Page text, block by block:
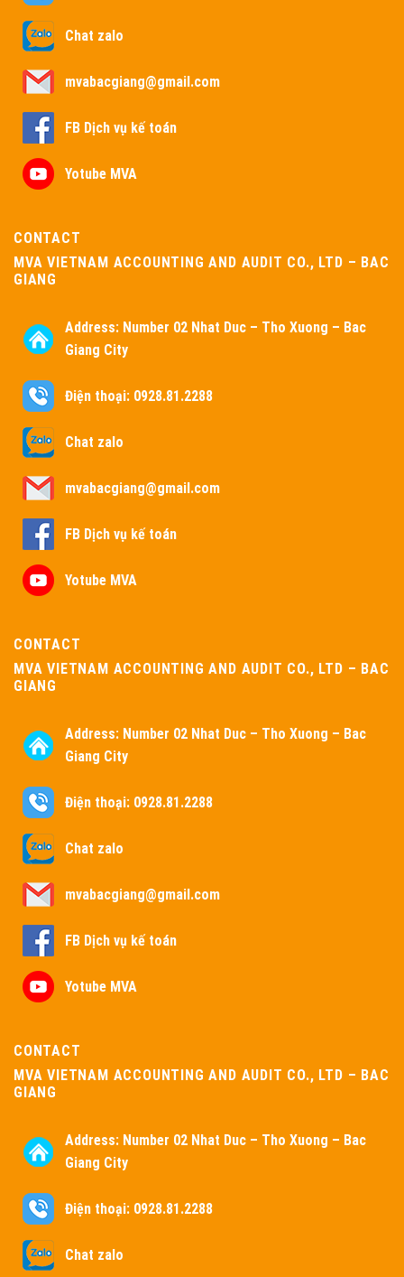
Chat zalo
mvabacgiang@gmail.com
FB Dịch vụ kế toán
Yotube MVA
CONTACT
MVA VIETNAM ACCOUNTING AND AUDIT CO., LTD – BAC
GIANG
Address: Number 02 Nhat Duc – Tho Xuong – Bac
Giang City
Điện thoại: 0928.81.2288
Chat zalo
mvabacgiang@gmail.com
FB Dịch vụ kế toán
Yotube MVA
CONTACT
MVA VIETNAM ACCOUNTING AND AUDIT CO., LTD – BAC
GIANG
Address: Number 02 Nhat Duc – Tho Xuong – Bac
Giang City
Điện thoại: 0928.81.2288
Chat zalo
mvabacgiang@gmail.com
FB Dịch vụ kế toán
Yotube MVA
CONTACT
MVA VIETNAM ACCOUNTING AND AUDIT CO., LTD – BAC
GIANG
Address: Number 02 Nhat Duc – Tho Xuong – Bac
Giang City
Điện thoại: 0928.81.2288
Chat zalo